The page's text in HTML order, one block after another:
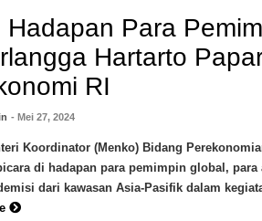
Hadapan Para
Hartarto
RI
- Mei 27, 2024
Koordinator (Menko) Bidang
di hadapan para pemimpin global,
dari kawasan Asia-Pasifik dalam